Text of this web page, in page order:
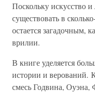
Поскольку искусство
существовать в
остается загадочным,
врилии.
В книге уделяется
истории и верований.
смесь Годвина,